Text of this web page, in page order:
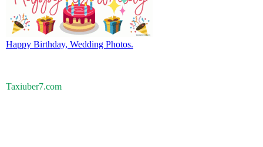
Happy Birthday, Wedding Photos.
Taxiuber7.com